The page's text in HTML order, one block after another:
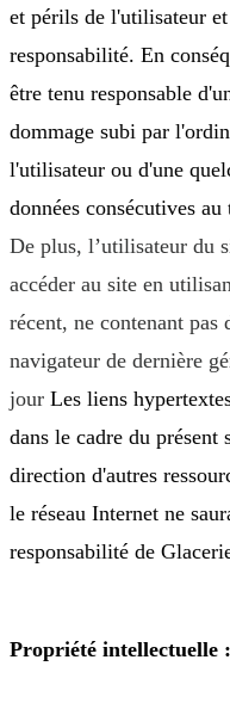
et périls de l'utilisateur et
responsabilité. En
être tenu responsable
dommage subi par
l'utilisateur ou d'une
données consécutives au
De plus, l’utilisateur du
accéder au site en
récent, ne contenant pas
navigateur de dernière
jour Les liens
dans le cadre du présent
direction d'autres
le réseau Internet ne
responsabilité de
Propriété intellectuelle :